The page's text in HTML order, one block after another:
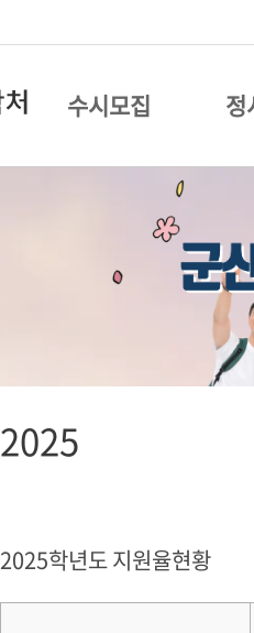
수시모집 정
2025
2025학년도 지원율현황